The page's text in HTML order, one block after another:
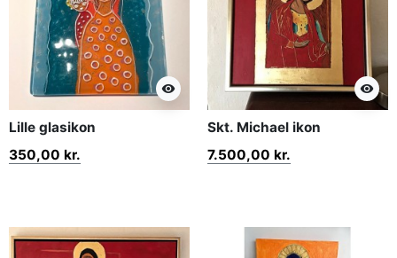
visibility
Lille glasikon
350,00 kr.
visibility
Skt. Michael ikon
7.500,00 kr.